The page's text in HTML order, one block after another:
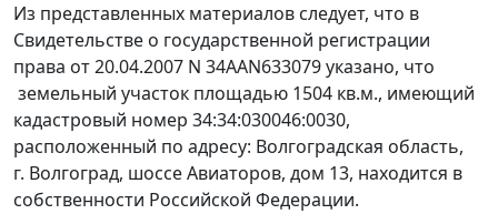
Из представленных материалов следует, что в
Свидетельстве о государственной регистрации
права от 20.04.2007 N 34ААN633079 указано, что
земельный участок площадью 1504 кв.м., имеющий
кадастровый номер 34:34:030046:0030,
расположенный по адресу: Волгоградская область,
г. Волгоград, шоссе Авиаторов, дом 13, находится в
собственности Российской Федерации.